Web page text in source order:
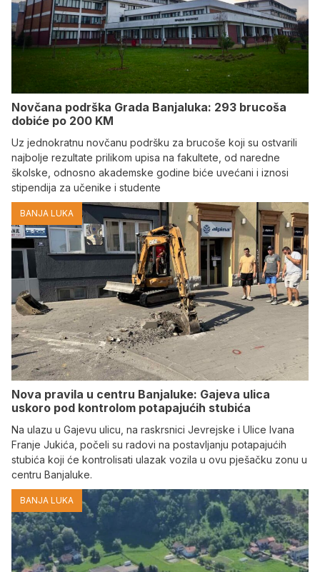
Novčana podrška Grada Banjaluka: 293 brucoša
dobiće po 200 KM
Uz jednokratnu novčanu podršku za brucoše koji su ostvarili
najbolje rezultate prilikom upisa na fakultete, od naredne
školske, odnosno akademske godine biće uvećani i iznosi
stipendija za učenike i studente
BANJA LUKA
Nova pravila u centru Banjaluke: Gajeva ulica
uskoro pod kontrolom potapajućih stubića
Na ulazu u Gajevu ulicu, na raskrsnici Jevrejske i Ulice Ivana
Franje Jukića, počeli su radovi na postavljanju potapajućih
stubića koji će kontrolisati ulazak vozila u ovu pješačku zonu u
centru Banjaluke.
BANJA LUKA